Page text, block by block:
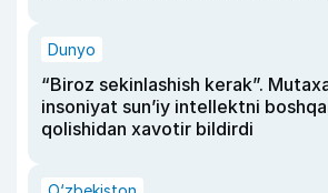
Dunyo
“Biroz sekinlashish kerak”.
insoniyat sun’iy intellektni
qolishidan xavotir bildirdi